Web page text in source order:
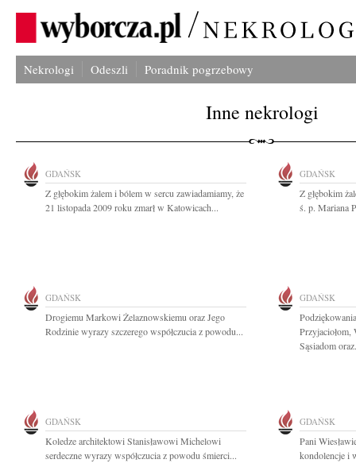
Nekrologi Odeszli Poradnik pogrzebowy
Inne nekrologi
GDAŃSK
Z głębokim żalem i bólem w sercu zawiadamiamy, że
21 listopada 2009 roku zmarł w Katowicach...
GDAŃSK
Z głębokim
ś. p. Mariana
GDAŃSK
Drogiemu Markowi Żelaznowskiemu oraz Jego
Rodzinie wyrazy szczerego współczucia z powodu...
GDAŃSK
Przyjaciołom,
Sąsiadom
GDAŃSK
Koledze architektowi Stanisławowi Michelowi
serdeczne wyrazy współczucia z powodu śmierci...
GDAŃSK
Pani
kondolencje i